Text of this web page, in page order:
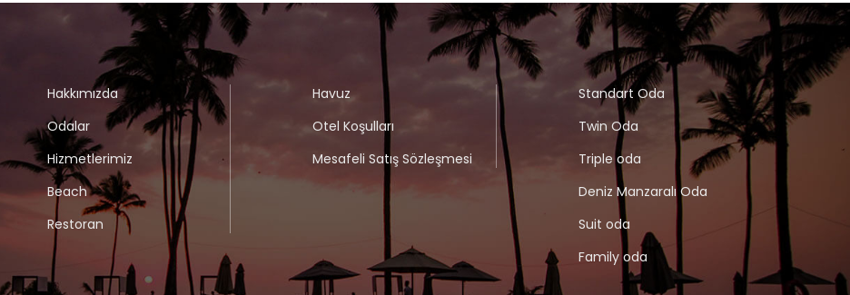
Hakkımızda
Odalar
Hizmetlerimiz
Beach
Restoran
Havuz
Otel Koşulları
Mesafeli Satış Sözleşmesi
Standart Oda
Twin Oda
Triple oda
Deniz Manzaralı Oda
Suit oda
Family oda